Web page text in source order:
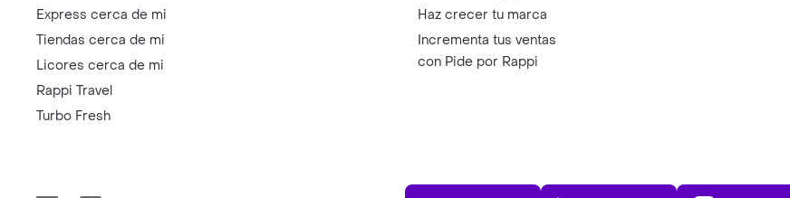
Express cerca de mi
Tiendas cerca de mi
Licores cerca de mi
Rappi Travel
Turbo Fresh
Haz crecer tu marca
Incrementa tus ventas
con Pide por Rappi
App Store Play Store